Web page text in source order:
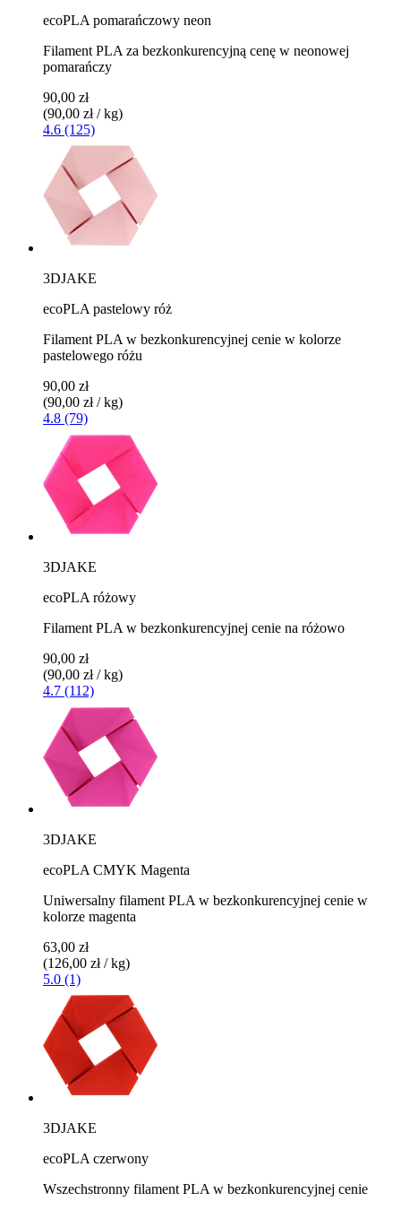
ecoPLA pomarańczowy neon
Filament PLA za bezkonkurencyjną cenę w neonowej
pomarańczy
90,00 zł
(90,00 zł / kg)
4.6 (125)
3DJAKE
ecoPLA pastelowy róż
Filament PLA w bezkonkurencyjnej cenie w kolorze
pastelowego różu
90,00 zł
(90,00 zł / kg)
4.8 (79)
3DJAKE
ecoPLA różowy
Filament PLA w bezkonkurencyjnej cenie na różowo
90,00 zł
(90,00 zł / kg)
4.7 (112)
3DJAKE
ecoPLA CMYK Magenta
Uniwersalny filament PLA w bezkonkurencyjnej cenie w
kolorze magenta
63,00 zł
(126,00 zł / kg)
5.0 (1)
3DJAKE
ecoPLA czerwony
Wszechstronny filament PLA w bezkonkurencyjnej cenie